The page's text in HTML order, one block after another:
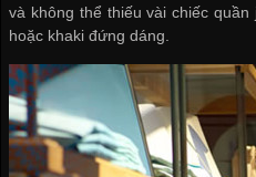
và không thể thiếu vài chiếc quần
hoặc khaki đứng dáng.